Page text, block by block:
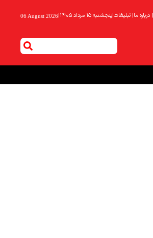
| درباره ما| تبلیغات|پنجشنبه ۱۵ مرداد ۱۴۰۵ |
06 August 2026